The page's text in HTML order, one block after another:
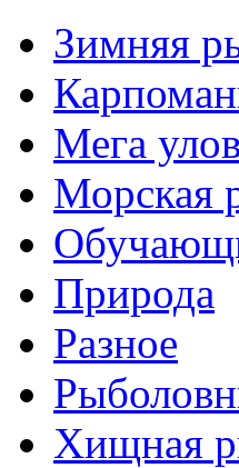
Зимняя
Мега улов
Морская
Природа
Разное
Хищная